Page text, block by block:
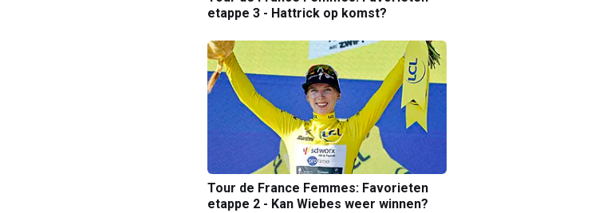
etappe 3 - Hattrick op komst?
Tour de France Femmes: Favorieten
etappe 2 - Kan Wiebes weer winnen?